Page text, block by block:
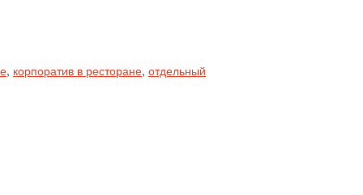
, корпоратив в ресторане, отдельный